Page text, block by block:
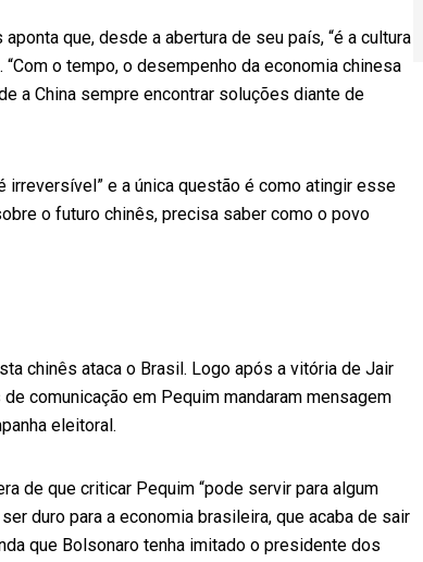
que, desde a abertura de seu país, “é a cultura
o tempo, o desempenho da economia chinesa
a China sempre encontrar soluções diante de
irreversível” e a única questão é como atingir esse
o futuro chinês, precisa saber como o povo
chinês ataca o Brasil. Logo após a vitória de Jair
comunicação em Pequim mandaram mensagem
eleitoral.
de que criticar Pequim “pode servir para algum
duro para a economia brasileira, que acaba de sair
que Bolsonaro tenha imitado o presidente dos